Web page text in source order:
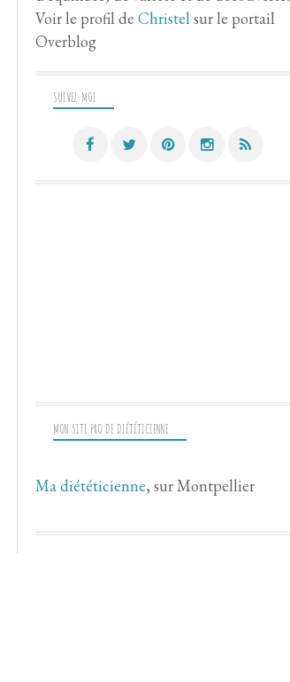
SUIVEZ-MOI
Voir le profil de Christel sur le portail
Overblog
MON SITE PRO DE DIÉTÉTICIENNE
Ma diététicienne, sur Montpellier